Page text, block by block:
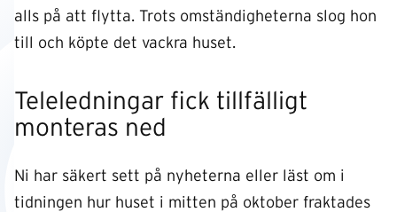
alls på att flytta. Trots omständigheterna slog hon
till och köpte det vackra huset.
Teleledningar fick tillfälligt
monteras ned
Ni har säkert sett på nyheterna eller läst om i
tidningen hur huset i mitten på oktober fraktades